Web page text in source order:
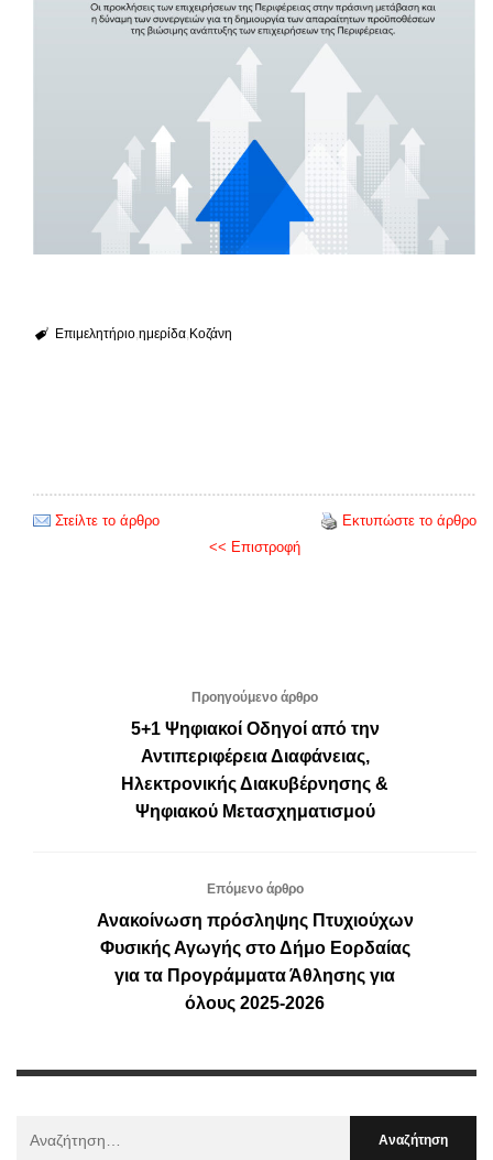
Επιμελητήριο ημερίδα Κοζάνη
Στείλτε το άρθρο
Εκτυπώστε το άρθρο
<< Επιστροφή
Προηγούμενο άρθρο
5+1 Ψηφιακοί Οδηγοί από την
Αντιπεριφέρεια Διαφάνειας,
Ηλεκτρονικής Διακυβέρνησης &
Ψηφιακού Μετασχηματισμού
Επόμενο άρθρο
Ανακοίνωση πρόσληψης Πτυχιούχων
Φυσικής Αγωγής στο Δήμο Εορδαίας
για τα Προγράμματα Άθλησης για
όλους 2025-2026